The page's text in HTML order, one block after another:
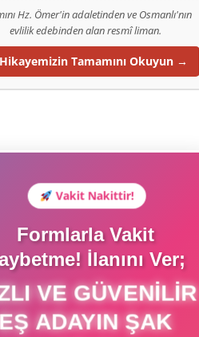
Hz. Ömer'in adaletinden ve Osmanlı'nın
evlilik edebinden alan resmî liman.
Hikayemizin Tamamını Okuyun →
Vakit Nakittir!
Formlarla Vakit
İlanını Ver;
VE GÜVENILIR
ADAYIN ŞAK